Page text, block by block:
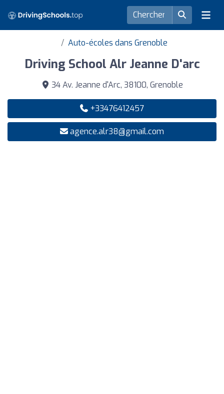
Auto-écoles dans Grenoble
Driving School Alr Jeanne D'arc
34 Av. Jeanne d'Arc, 38100, Grenoble
+33476412457
agence.alr38@gmail.com